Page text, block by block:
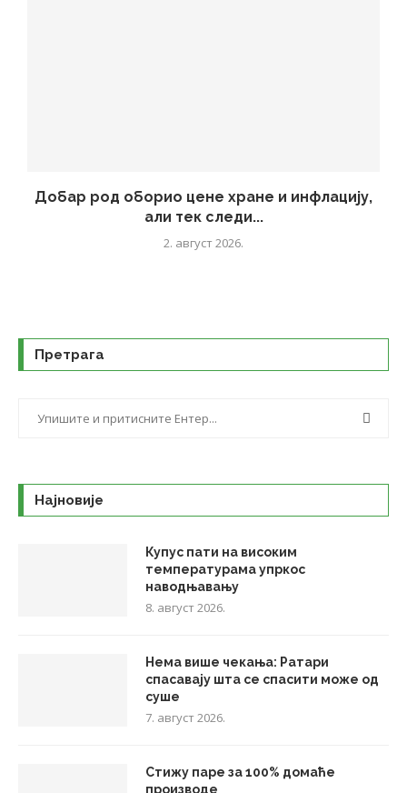
Добар род оборио цене хране и инфлацију,
али тек следи...
2. август 2026.
Претрага
Најновије
Купус пати на високим
температурама упркос
наводњавању
8. август 2026.
Нема више чекања: Ратари
спасавају шта се спасити може од
суше
7. август 2026.
Стижу паре за 100% домаће
производе